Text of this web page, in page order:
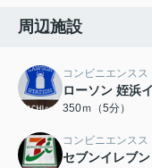
周辺施設
コンビニエンスス
ローソン 姪浜
350ｍ（5分）
コンビニエンスス
セブンイレブ